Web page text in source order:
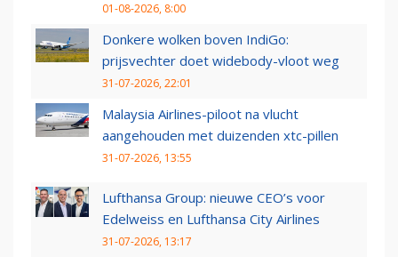
01-08-2026, 8:00
Donkere wolken boven IndiGo:
prijsvechter doet widebody-vloot weg
31-07-2026, 22:01
Malaysia Airlines-piloot na vlucht
aangehouden met duizenden xtc-pillen
31-07-2026, 13:55
Lufthansa Group: nieuwe CEO’s voor
Edelweiss en Lufthansa City Airlines
31-07-2026, 13:17